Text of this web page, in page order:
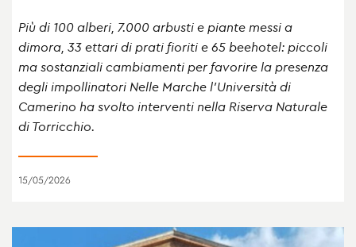
Più di 100 alberi, 7.000 arbusti e piante messi a
dimora, 33 ettari di prati fioriti e 65 beehotel: piccoli
ma sostanziali cambiamenti per favorire la presenza
degli impollinatori Nelle Marche l’Università di
Camerino ha svolto interventi nella Riserva Naturale
di Torricchio.
15/05/2026